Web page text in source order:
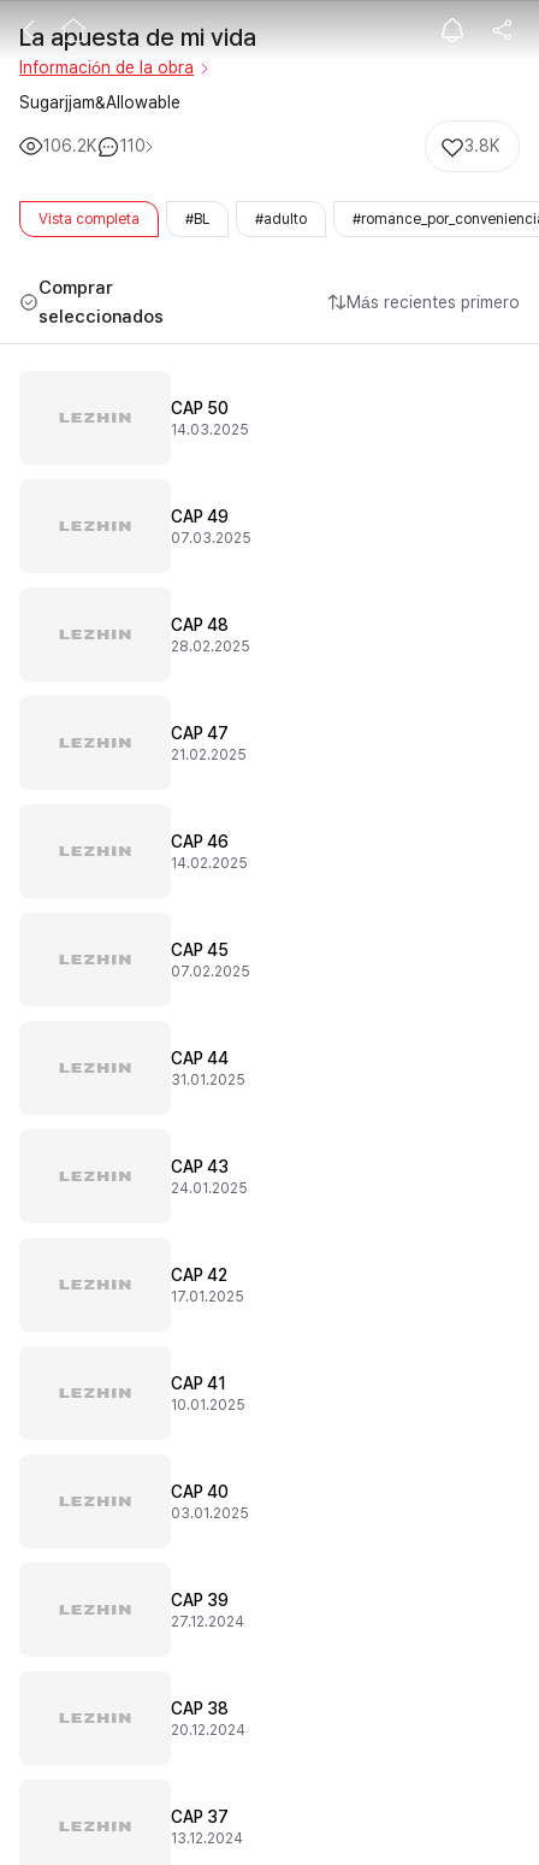
La apuesta de
La apuesta de mi vida
Información de la obra
Sugarjjam&Allowable
106.2K 110 3.8K
Vista completa #BL #adulto
Comprar
seleccionados
Más recientes primero
CAP 50
14.03.2025
CAP 49
07.03.2025
CAP 48
28.02.2025
CAP 47
21.02.2025
CAP 46
14.02.2025
CAP 45
07.02.2025
CAP 44
31.01.2025
CAP 43
24.01.2025
CAP 42
17.01.2025
CAP 41
10.01.2025
CAP 40
03.01.2025
CAP 39
27.12.2024
CAP 38
20.12.2024
CAP 37
13.12.2024